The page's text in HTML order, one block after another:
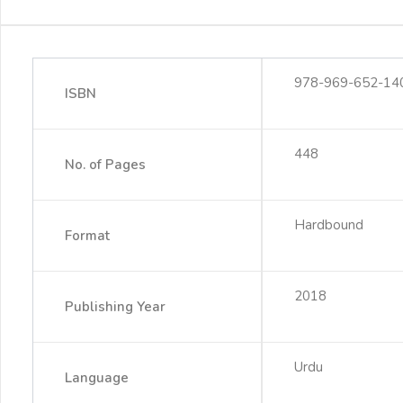
ISBN
978-969-652-
No. of Pages
448
Format
Hardbound
Publishing Year
2018
Language
Urdu